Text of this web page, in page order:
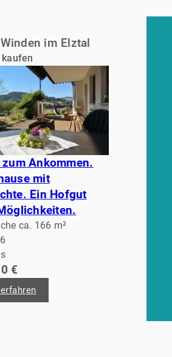
im Elztal
kaufen
zum Ankommen.
mit
Ein Hofgut
ca. 166 m²
€